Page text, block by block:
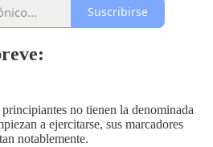
Suscribirse
no tienen la denominada
a ejercitarse, sus marcadores
notablemente.